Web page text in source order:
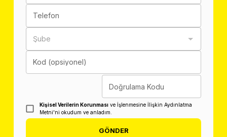
Telefon
Şube
Kod (opsiyonel)
Doğrulama Kodu
Kişisel Verilerin Korunması ve İşlenmesine İlişkin Aydınlatma
Metni'ni okudum ve anladım.
GÖNDER